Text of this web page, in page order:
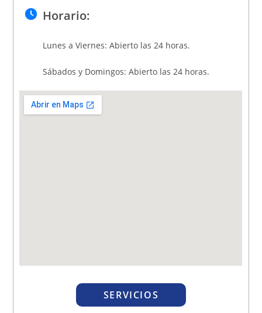
Horario:
Lunes a Viernes: Abierto las 24 horas.
Sábados y Domingos: Abierto las 24 horas.
SERVICIOS